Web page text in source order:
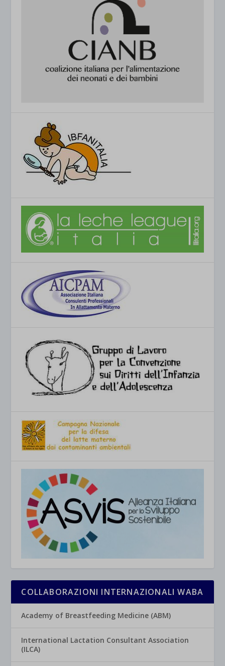
COLLABORAZIONI INTERNAZIONALI WABA
Academy of Breastfeeding Medicine (ABM)
International Lactation Consultant Association
(ILCA)